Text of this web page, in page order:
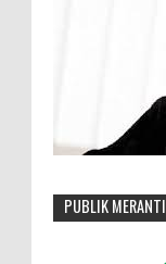
PUBLIK MERANTI